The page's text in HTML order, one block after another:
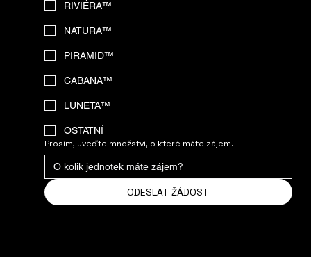
RIVIÉRA™
NATURA™
PIRAMID™
CABANA™
LUNETA™
OSTATNÍ
Prosím, uveďte množství, o které máte zájem.
ODESLAT ŽÁDOST